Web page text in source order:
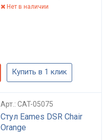
Нет в наличии
Купить в 1 клик
Арт.: CAT-05075
Стул Eames DSR Chair
Orange